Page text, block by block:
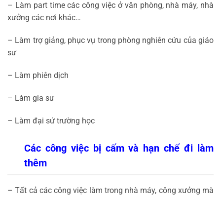
– Làm part time các công việc ở văn phòng, nhà máy, nhà
xưởng các nơi khác…
– Làm trợ giảng, phục vụ trong phòng nghiên cứu của giáo
sư
– Làm phiên dịch
– Làm gia sư
– Làm đại sứ trường học
Các công việc bị cấm và hạn chế đi làm
thêm
– Tất cả các công việc làm trong nhà máy, công xưởng mà